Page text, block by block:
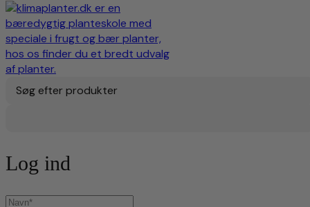
Søg efter produkter
Log ind